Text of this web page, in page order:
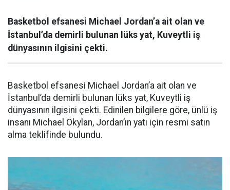
Basketbol efsanesi Michael Jordan’a ait olan ve
İstanbul’da demirli bulunan lüks yat, Kuveytli iş
dünyasının ilgisini çekti.
Basketbol efsanesi Michael Jordan’a ait olan ve
İstanbul’da demirli bulunan lüks yat, Kuveytli iş
dünyasının ilgisini çekti. Edinilen bilgilere göre, ünlü iş
insanı Michael Okylan, Jordan’ın yatı için resmi satın
alma teklifinde bulundu.